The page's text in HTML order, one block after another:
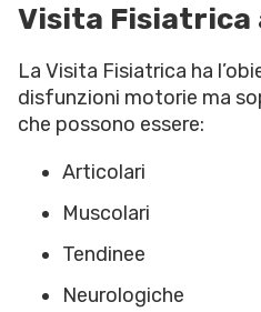
Visita Fisiatrica
La Visita Fisiatrica ha
disfunzioni motorie ma
che possono essere:
Articolari
Muscolari
Tendinee
Neurologiche